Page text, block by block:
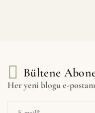
Bültene
Her yeni blogu e-